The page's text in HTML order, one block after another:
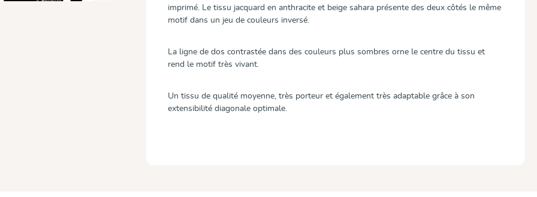
imprimé. Le tissu jacquard en anthracite et beige sahara présente des deux côtés le même
motif dans un jeu de couleurs inversé.
La ligne de dos contrastée dans des couleurs plus sombres orne le centre du tissu et
rend le motif très vivant.
Un tissu de qualité moyenne, très porteur et également très adaptable grâce à son
extensibilité diagonale optimale.